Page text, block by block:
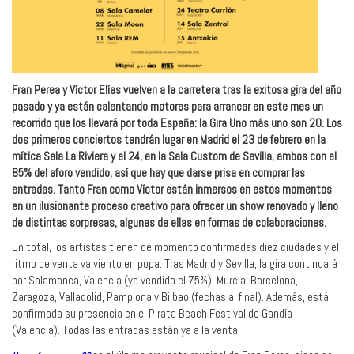
Fran Perea y Víctor Elías vuelven a la carretera tras la exitosa gira del año
pasado y ya están calentando motores para arrancar en este mes un
recorrido que los llevará por toda España: la Gira Uno más uno son 20. Los
dos primeros conciertos tendrán lugar en Madrid el 23 de febrero en la
mítica Sala La Riviera y el 24, en la Sala Custom de Sevilla, ambos con el
85% del aforo vendido, así que hay que darse prisa en comprar las
entradas. Tanto Fran como Víctor están inmersos en estos momentos
en un ilusionante proceso creativo para ofrecer un show renovado y lleno
de distintas sorpresas, algunas de ellas en formas de colaboraciones.
En total, los artistas tienen de momento confirmadas diez ciudades y el
ritmo de venta va viento en popa. Tras Madrid y Sevilla, la gira continuará
por Salamanca, Valencia (ya vendido el 75%), Murcia, Barcelona,
Zaragoza, Valladolid, Pamplona y Bilbao (fechas al final). Además, está
confirmada su presencia en el Pirata Beach Festival de Gandía
(Valencia). Todas las entradas están ya a la venta.